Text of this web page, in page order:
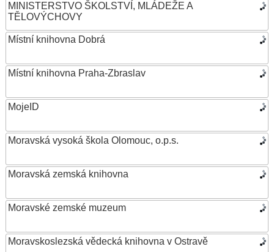
MINISTERSTVO ŠKOLSTVÍ, MLÁDEŽE A
TĚLOVÝCHOVY
Místní knihovna Dobrá
Místní knihovna Praha-Zbraslav
MojeID
Moravská vysoká škola Olomouc, o.p.s.
Moravská zemská knihovna
Moravské zemské muzeum
Moravskoslezská vědecká knihovna v Ostravě